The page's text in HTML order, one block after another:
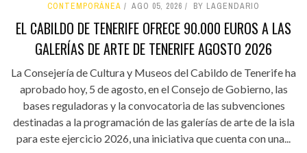
CONTEMPORÁNEA AGO 05, 2026 BY LAGENDARIO
EL CABILDO DE TENERIFE OFRECE 90.000 EUROS A LAS
GALERÍAS DE ARTE DE TENERIFE AGOSTO 2026
La Consejería de Cultura y Museos del Cabildo de Tenerife ha
aprobado hoy, 5 de agosto, en el Consejo de Gobierno, las
bases reguladoras y la convocatoria de las subvenciones
destinadas a la programación de las galerías de arte de la isla
para este ejercicio 2026, una iniciativa que cuenta con una...